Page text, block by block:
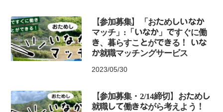
【参加募集】「おためしいなか
マッチ」:「いなか」ですぐに働
き、暮らすことができる！ いな
か就職マッチングサービス
2023/05/30
【参加募集・2/14締切】おためし
就職して働きながら考えよう！